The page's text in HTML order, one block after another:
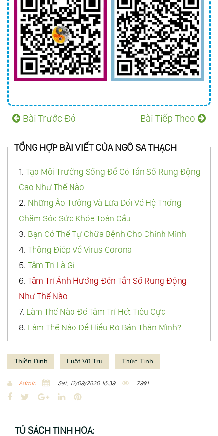
Bài Trước Đó Bài Tiếp Theo
TỔNG HỢP BÀI VIẾT CỦA NGÔ SA THẠCH
1. Tạo Môi Trường Sống Để Có Tần Số Rung Động
Cao Như Thế Nào
2. Những Ảo Tưởng Và Lừa Dối Về Hệ Thống
Chăm Sóc Sức Khỏe Toàn Cầu
3. Bạn Có Thể Tự Chữa Bệnh Cho Chính Mình
4. Thông Điệp Về Virus Corona
5. Tâm Trí Là Gì
6. Tâm Trí Ảnh Hưởng Đến Tần Số Rung Động
Như Thế Nào
7. Làm Thế Nào Để Tâm Trí Hết Tiêu Cực
8. Làm Thế Nào Để Hiểu Rõ Bản Thân Mình?
9.Thuật Điều Khiển Tâm Trí, Làm Thế Nào Để Hiểu
Biết Về Thế Giới Này
Của Thượng Đế
Thiền Định Luật Vũ Trụ Thức Tỉnh
Admin Sat, 12/09/2020 16:39 7991
P
TỦ SÁCH TINH HOA: